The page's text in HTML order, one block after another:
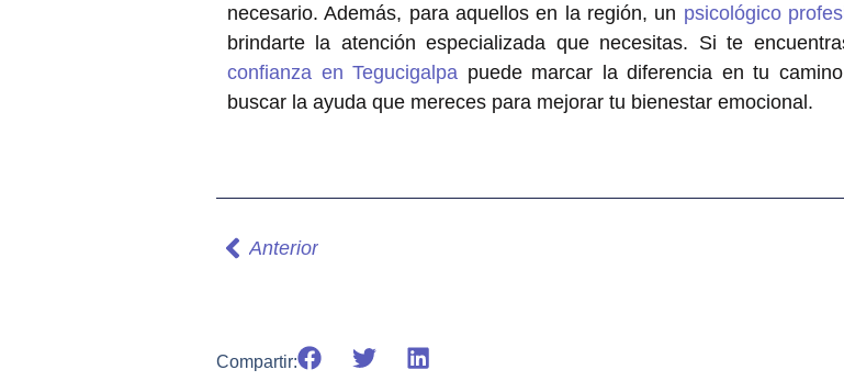
necesario. Además, para aquellos en la región, un psicológico
brindarte la atención especializada que necesitas. Si te
confianza en Tegucigalpa puede marcar la diferencia en tu
buscar la ayuda que mereces para mejorar tu bienestar emocional.
Anterior
Compartir: